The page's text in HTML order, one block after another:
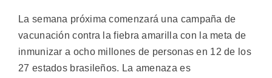
La semana próxima comenzará una campaña de
vacunación contra la fiebra amarilla con la meta de
inmunizar a ocho millones de personas en 12 de los
27 estados brasileños. La amenaza es